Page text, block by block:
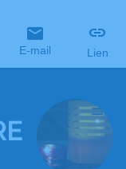
E-mail Lien